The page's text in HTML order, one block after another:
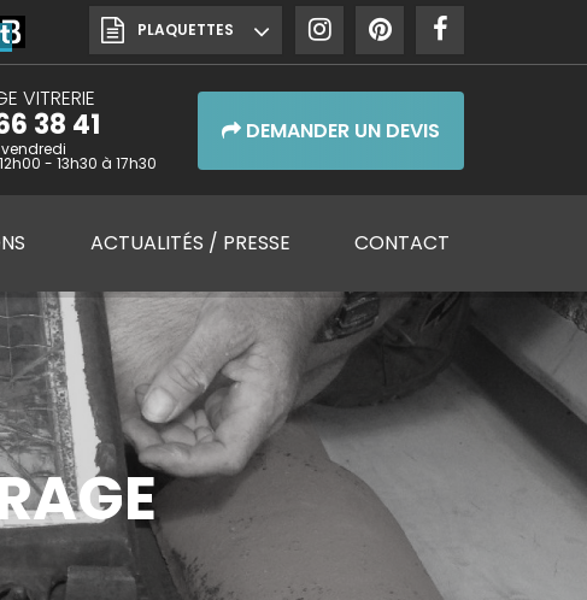
PLAQUETTES
VITRERIE
38 41
- 13h30 à 17h30
DEMANDER UN DEVIS
ACTUALITÉS / PRESSE CONTACT